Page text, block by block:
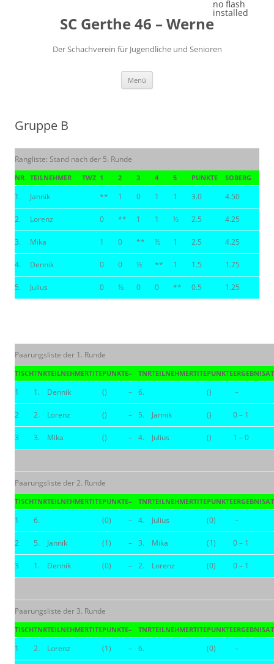
SC Gerthe 46 – Werne
Der Schachverein für Jugendliche und Senioren
Menü
Gruppe B
Rangliste: Stand nach der 5. Runde
NR. TEILNEHMER TWZ 1 2 3 4 5 PUNKTE SOBERG
1. Jannik ** 1 0 1 1 3.0 4.50
2. Lorenz 0 ** 1 1 ½ 2.5 4.25
3. Mika 1 0 ** ½ 1 2.5 4.25
4. Dennik 0 0 ½ ** 1 1.5 1.75
5. Julius 0 ½ 0 0 ** 0.5 1.25
Paarungsliste der 1. Runde
TISCHTNRTEILNEHMERTITEPUNKTE– TNRTEILNEHMERTITEPUNKTEERGEBNISAT
1 1. Dennik () – 6. () –
2 2. Lorenz () – 5. Jannik () 0 – 1
3 3. Mika () – 4. Julius () 1 – 0
Paarungsliste der 2. Runde
TISCHTNRTEILNEHMERTITEPUNKTE– TNRTEILNEHMERTITEPUNKTEERGEBNISAT
1 6. (0) – 4. Julius (0) –
2 5. Jannik (1) – 3. Mika (1) 0 – 1
3 1. Dennik (0) – 2. Lorenz (0) 0 – 1
Paarungsliste der 3. Runde
TISCHTNRTEILNEHMERTITEPUNKTE– TNRTEILNEHMERTITEPUNKTEERGEBNISAT
1 2. Lorenz (1) – 6. (0) –
no flash
installed